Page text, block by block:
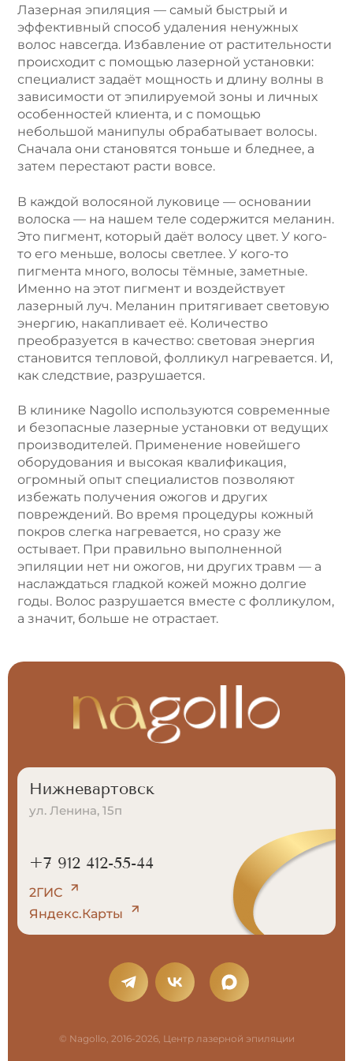
:
Лазерная эпиляция — самый быстрый и
эффективный способ удаления ненужных
волос навсегда. Избавление от растительности
происходит с помощью лазерной установки:
специалист задаёт мощность и длину волны в
зависимости от эпилируемой зоны и личных
особенностей клиента, и с помощью
небольшой манипулы обрабатывает волосы.
Сначала они становятся тоньше и бледнее, а
затем перестают расти вовсе.
В каждой волосяной луковице — основании
волоска — на нашем теле содержится меланин.
Это пигмент, который даёт волосу цвет. У кого-
то его меньше, волосы светлее. У кого-то
пигмента много, волосы тёмные, заметные.
Именно на этот пигмент и воздействует
лазерный луч. Меланин притягивает световую
энергию, накапливает её. Количество
преобразуется в качество: световая энергия
становится тепловой, фолликул нагревается. И,
как следствие, разрушается.
В клинике Nagollo используются современные
и безопасные лазерные установки от ведущих
производителей. Применение новейшего
оборудования и высокая квалификация,
огромный опыт специалистов позволяют
избежать получения ожогов и других
повреждений. Во время процедуры кожный
покров слегка нагревается, но сразу же
остывает. При правильно выполненной
эпиляции нет ни ожогов, ни других травм — а
наслаждаться гладкой кожей можно долгие
годы. Волос разрушается вместе с фолликулом,
а значит, больше не отрастает.
© Nagollo, 2016-2026, Центр лазерной эпиляции
Нижневартовск
ул. Ленина, 15п
+7 912 412-55-44
2ГИС
Яндекс.Карты